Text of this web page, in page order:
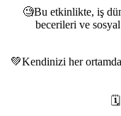
🧐Bu etkinlikte, iş
becerileri ve
💚Kendinizi her
🗓